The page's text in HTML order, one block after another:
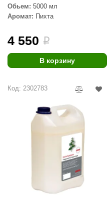
Обьем: 5000 мл
Аромат: Пихта
4 550 i
В корзину
Код: 2302783